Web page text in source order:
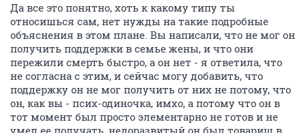
Да все это понятно, хоть к какому типу ты
относишься сам, нет нужды на такие подробные
объяснения в этом плане. Вы написали, что не мог он
получить поддержки в семье жены, и что они
пережили смерть быстро, а он нет - я ответила, что
не согласна с этим, и сейчас могу добавить, что
поддержку он не мог получить от них не потому, что
он, как вы - псих-одиночка, имхо, а потому что он в
тот момент был просто элементарно не готов и не
умел ее получать, недоразвитый он был товарищ в